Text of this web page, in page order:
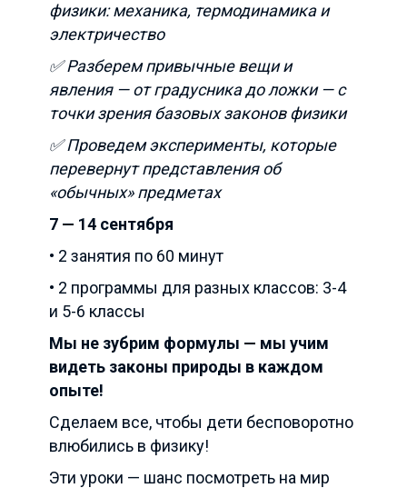
физики: механика, термодинамика и
электричество
✅ Разберем привычные вещи и
явления — от градусника до ложки — с
точки зрения базовых законов физики
✅ Проведем эксперименты, которые
перевернут представления об
«обычных» предметах
7 — 14 сентября
• 2 занятия по 60 минут
• 2 программы для разных классов: 3-4
и 5-6 классы
Мы не зубрим формулы — мы учим
видеть законы природы в каждом
опыте!
Сделаем все, чтобы дети бесповоротно
влюбились в физику!
Эти уроки — шанс посмотреть на мир